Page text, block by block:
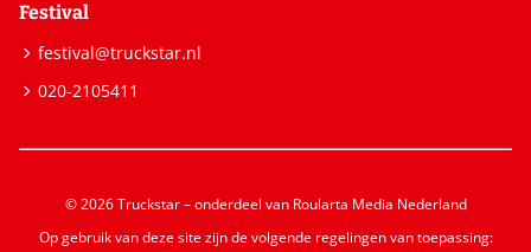
Festival
festival@truckstar.nl
020-2105411
© 2026 Truckstar – onderdeel van Roularta Media Nederland
Op gebruik van deze site zijn de volgende regelingen van toepassing: